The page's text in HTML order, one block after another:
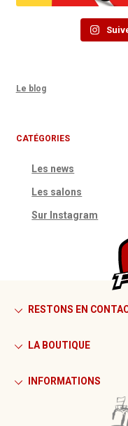
Le blog
CATÉGORIES
Les news
Les salons
Sur Instagram
RESTONS EN
LA BOUTIQUE
INFORMATIONS